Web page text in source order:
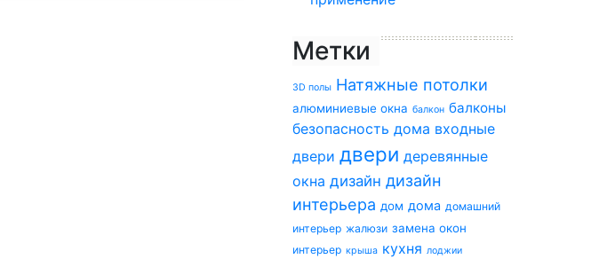
Метки
3D полы Натяжные потолки
алюминиевые окна балкон балконы
безопасность дома входные
двери двери деревянные
окна дизайн дизайн
интерьера дом дома домашний
интерьер жалюзи замена окон
интерьер крыша кухня лоджии